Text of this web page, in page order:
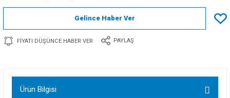
Gelince Haber Ver
FIYATI DÜŞÜNCE HABER VER PAYLAŞ
Ürün Bilgisi